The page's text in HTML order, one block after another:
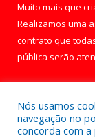
Muito mais que
Realizamos uma
contrato que
pública serão
Nós usamos
navegação no
concorda com